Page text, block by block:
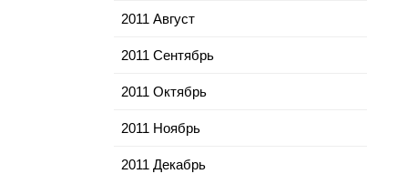
2011 Август
2011 Сентябрь
2011 Октябрь
2011 Ноябрь
2011 Декабрь